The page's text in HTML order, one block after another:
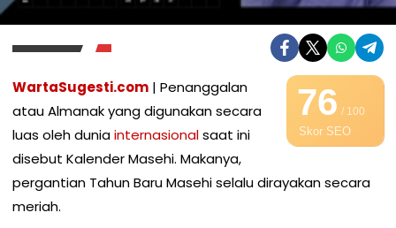
76/ 100
Skor SEO
WartaSugesti.com | Penanggalan
atau Almanak yang digunakan secara
luas oleh duniainternasionalsaat ini
disebut Kalender Masehi. Makanya,
pergantian Tahun Baru Masehi selalu dirayakan secara
meriah.